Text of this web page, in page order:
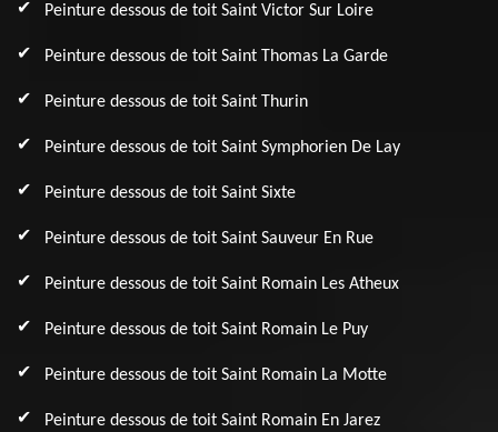
Peinture dessous de toit Saint Victor Sur Loire
Peinture dessous de toit Saint Thomas La Garde
Peinture dessous de toit Saint Thurin
Peinture dessous de toit Saint Symphorien De Lay
Peinture dessous de toit Saint Sixte
Peinture dessous de toit Saint Sauveur En Rue
Peinture dessous de toit Saint Romain Les Atheux
Peinture dessous de toit Saint Romain Le Puy
Peinture dessous de toit Saint Romain La Motte
Peinture dessous de toit Saint Romain En Jarez